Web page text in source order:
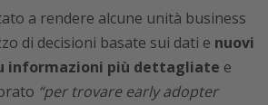
a rendere alcune unità business
di decisioni basate sui dati e nuovi
informazioni più dettagliate e
“per trovare early adopter